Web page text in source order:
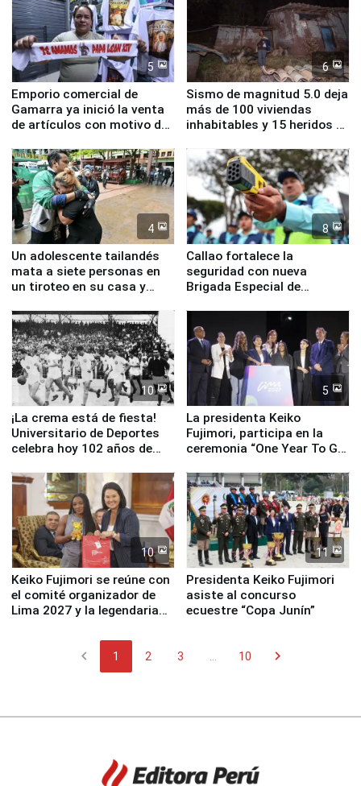
5
Emporio comercial de
Gamarra ya inició la venta
de artículos con motivo de
6
Sismo de magnitud 5.0 deja
más de 100 viviendas
inhabitables y 15 heridos en
4
Un adolescente tailandés
mata a siete personas en
un tiroteo en su casa y
8
Callao fortalece la
seguridad con nueva
Brigada Especial de
equipamiento para
Serenazgo
10
¡La crema está de fiesta!
Universitario de Deportes
celebra hoy 102 años de
5
La presidenta Keiko
Fujimori, participa en la
ceremonia “One Year To Go
10
Keiko Fujimori se reúne con
el comité organizador de
Lima 2027 y la legendaria
11
Presidenta Keiko Fujimori
asiste al concurso
ecuestre “Copa Junín”
chevron_left 1 2 3 10 chevron_right